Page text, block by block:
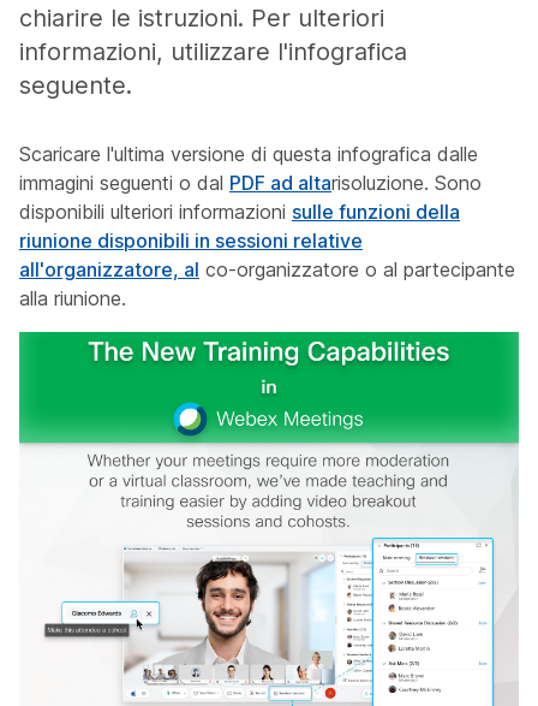
chiarire le istruzioni. Per ulteriori
informazioni, utilizzare l'infografica
seguente.
Scaricare l'ultima versione di questa infografica dalle
immagini seguenti o dal PDF ad altarisoluzione. Sono
disponibili ulteriori informazioni sulle funzioni della
riunione disponibili in sessioni relative
all'organizzatore, al co-organizzatore o al partecipante
alla riunione.